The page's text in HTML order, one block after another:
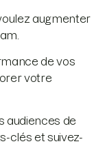
augmenter
de vos
votre
audiences de
clés et suivez-